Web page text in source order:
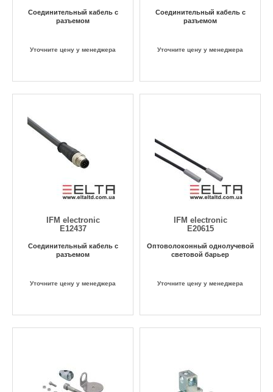
Соединительный кабель с
разъемом
Уточните цену у менеджера
Соединительный кабель с
разъемом
Уточните цену у менеджера
IFM electronic
E12437
Соединительный кабель с
разъемом
Уточните цену у менеджера
IFM electronic
E20615
Оптоволоконный однолучевой
световой барьер
Уточните цену у менеджера